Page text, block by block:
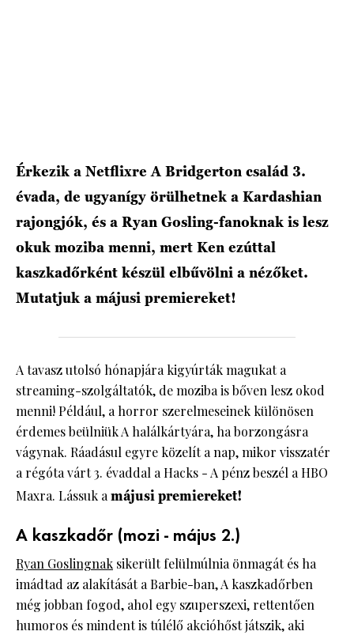
Érkezik a Netflixre A Bridgerton család 3.
évada, de ugyanígy örülhetnek a Kardashian
rajongjók, és a Ryan Gosling-fanoknak is lesz
okuk moziba menni, mert Ken ezúttal
kaszkadőrként készül elbűvölni a nézőket.
Mutatjuk a májusi premiereket!
A tavasz utolsó hónapjára kigyúrták magukat a
streaming-szolgáltatók, de moziba is bőven lesz okod
menni! Például, a horror szerelmeseinek különösen
érdemes beülniük A halálkártyára, ha borzongásra
vágynak. Ráadásul egyre közelít a nap, mikor visszatér
a régóta várt 3. évaddal a Hacks - A pénz beszél a HBO
Maxra. Lássuk amájusi premiereket!
A kaszkadőr (mozi - május 2.)
Ryan Goslingnak sikerült felülmúlnia önmagát és ha
imádtad az alakítását a Barbie-ban, A kaszkadőrben
még jobban fogod, ahol egy szuperszexi, rettentően
humoros és mindent is túlélő akcióhőst játszik, aki